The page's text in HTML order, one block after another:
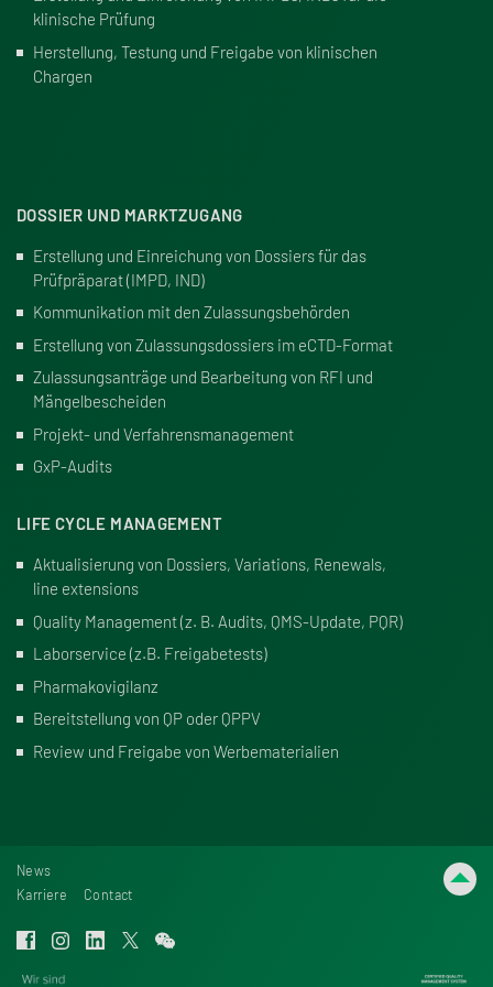
klinische Prüfung
Herstellung, Testung und Freigabe von klinischen
Chargen
DOSSIER UND MARKTZUGANG
Erstellung und Einreichung von Dossiers für das
Prüfpräparat (IMPD, IND)
Kommunikation mit den Zulassungsbehörden
Erstellung von Zulassungsdossiers im eCTD-Format
Zulassungsanträge und Bearbeitung von RFI und
Mängelbescheiden
Projekt- und Verfahrensmanagement
GxP-Audits
LIFE CYCLE MANAGEMENT
Aktualisierung von Dossiers, Variations, Renewals,
line extensions
Quality Management (z. B. Audits, QMS-Update, PQR)
Laborservice (z.B. Freigabetests)
Pharmakovigilanz
Bereitstellung von QP oder QPPV
Review und Freigabe von Werbematerialien
News
Karriere
Contact